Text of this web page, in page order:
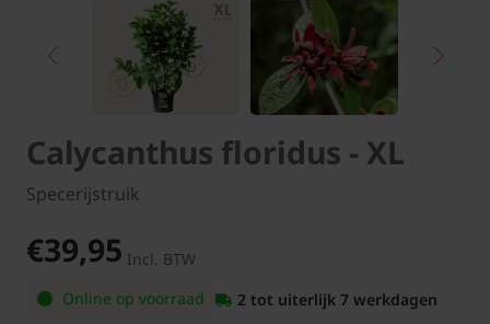
Calycanthus floridus - XL
Specerijstruik
€39,95 Incl. BTW
Online op voorraad
2 tot uiterlijk 7 werkdagen